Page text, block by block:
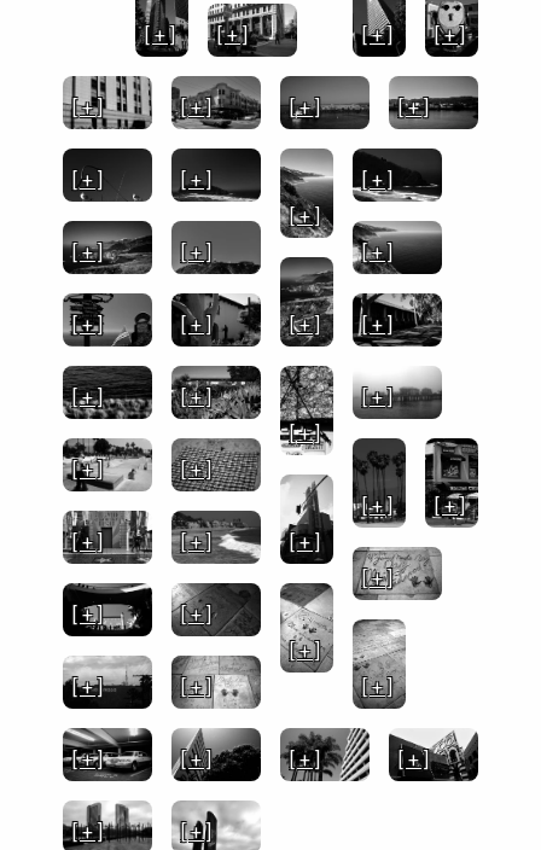
[ + ] [ + ]
[ + ]
[ + ] [ + ]
[ + ]
[ + ] [ + ]
[ + ]
[ + ]
[ + ]
[ + ]
[ + ] [ + ] [ + ]
[ + ]
[ + ] [ + ] [ + ]
[ + ]
[ + ]
[ + ]
[ + ]
[ + ]
[ + ]
[ + ]
[ + ]
[ + ]
[ + ]
[ + ]
[ + ]
[ + ]
[ + ]
[ + ]
[ + ]
[ + ] [ + ]
[ + ] [ + ] [ + ] [ + ]
[ + ] [ + ]